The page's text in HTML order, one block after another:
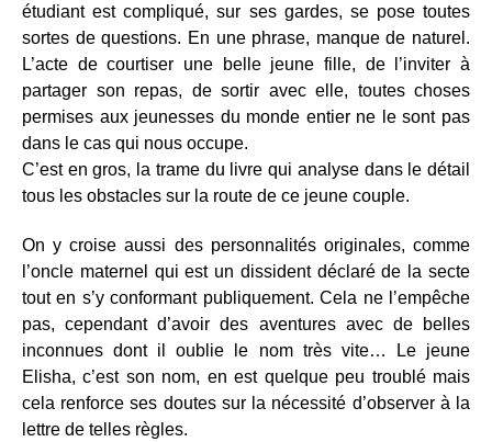
étudiant est compliqué, sur ses gardes, se pose toutes
sortes de questions. En une phrase, manque de naturel.
L’acte de courtiser une belle jeune fille, de l’inviter à
partager son repas, de sortir avec elle, toutes choses
permises aux jeunesses du monde entier ne le sont pas
dans le cas qui nous occupe.
C’est en gros, la trame du livre qui analyse dans le détail
tous les obstacles sur la route de ce jeune couple.
On y croise aussi des personnalités originales, comme
l’oncle maternel qui est un dissident déclaré de la secte
tout en s’y conformant publiquement. Cela ne l’empêche
pas, cependant d’avoir des aventures avec de belles
inconnues dont il oublie le nom très vite… Le jeune
Elisha, c’est son nom, en est quelque peu troublé mais
cela renforce ses doutes sur la nécessité d’observer à la
lettre de telles règles.